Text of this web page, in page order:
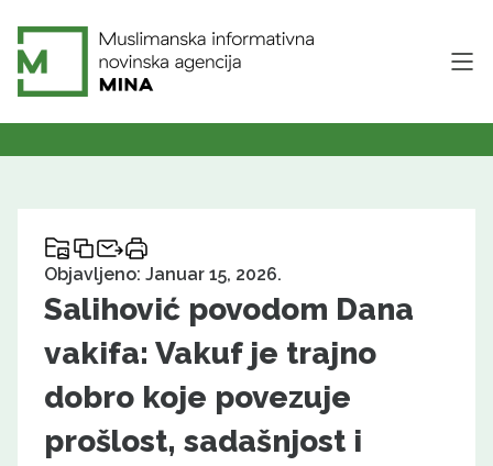
Objavljeno: Januar 15, 2026.
Salihović povodom Dana
vakifa: Vakuf je trajno
dobro koje povezuje
prošlost, sadašnjost i